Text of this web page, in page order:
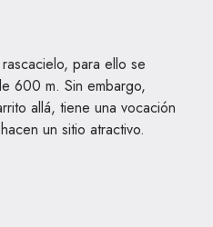
para ello se
600 m. Sin embargo,
allá, tiene una vocación
un sitio atractivo.